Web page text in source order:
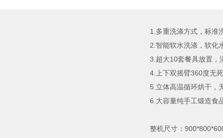
1.多重洗涤方式，标准
2.智能软水洗涤，软化
3.超大10套餐具放置，
4.上下双摇臂360度无
5.立体高温循环烘干，
6.大容量纯手工锻造食
整机尺寸：